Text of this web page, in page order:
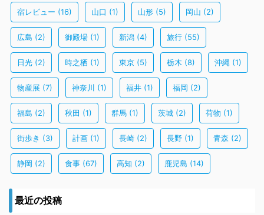
宿レビュー (16) 山口 (1) 山形 (5) 岡山 (2)
広島 (2) 御殿場 (1) 新潟 (4) 旅行 (55)
日光 (2) 時之栖 (1) 東京 (5) 栃木 (8) 沖縄 (1)
物産展 (7) 神奈川 (1) 福井 (1) 福岡 (2)
福島 (2) 秋田 (1) 群馬 (1) 茨城 (2) 荷物 (1)
街歩き (3) 計画 (1) 長崎 (2) 長野 (1) 青森 (2)
静岡 (2) 食事 (67) 高知 (2) 鹿児島 (14)
最近の投稿